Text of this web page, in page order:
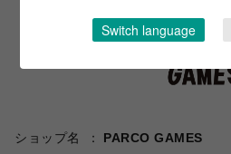
ショップ名
PARCO GAMES
Switch language